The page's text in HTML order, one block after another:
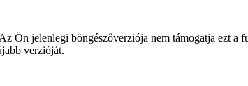
Ön jelenlegi böngészőverziója nem támogatja ezt a
verzióját.